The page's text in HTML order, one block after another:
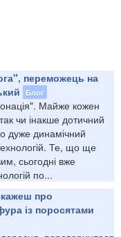
переможець на
Блог
Майже кожен
чи інакше дотичний
дуже динамічний
Те, що ще
сьогодні вже
по...
про
із поросятами